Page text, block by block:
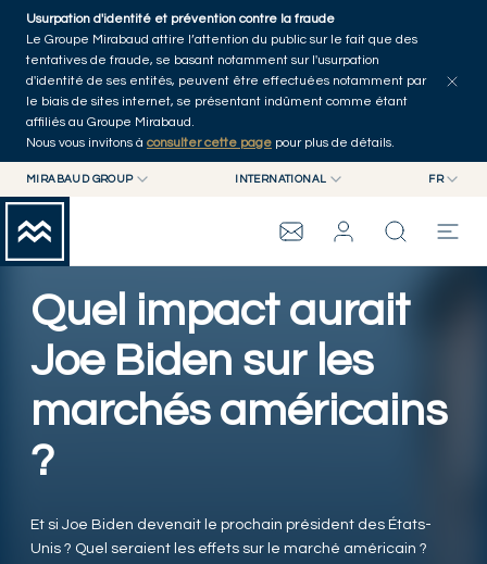
Skip to main content
Usurpation d'identité et prévention contre la fraude
Le Groupe Mirabaud attire l’attention du public sur le fait que des
tentatives de fraude, se basant notamment sur l'usurpation
d'identité de ses entités, peuvent être effectuées notamment par
le biais de sites internet, se présentant indûment comme étant
affiliés au Groupe Mirabaud.
Nous vous invitons à consulter cette page pour plus de détails.
MIRABAUD GROUP
MIRABAUD ASSET MANAGEMENT
MIRABAUD INVESTMENTS
INTERNATIONAL FR
FR
DE
GROUPE MIRABAUD
THE VIEW
SERVICES
ART CONTEMPORAIN
Accueil
Tous les articles
Quel impact aurait
Joe Biden sur les
marchés américains
?
Et si Joe Biden devenait le prochain président des États-
Unis ? Quel seraient les effets sur le marché américain ?